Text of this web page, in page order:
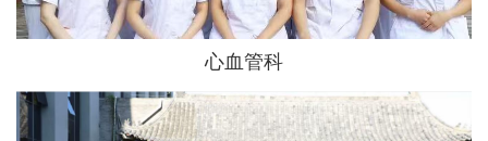
心血管科